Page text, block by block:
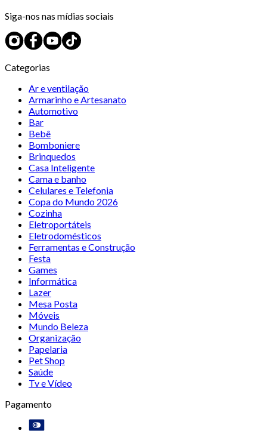
Siga-nos nas mídias sociais
Categorias
Ar e ventilação
Armarinho e Artesanato
Automotivo
Bar
Bebê
Bomboniere
Brinquedos
Casa Inteligente
Cama e banho
Celulares e Telefonia
Copa do Mundo 2026
Cozinha
Eletroportáteis
Eletrodomésticos
Ferramentas e Construção
Festa
Games
Informática
Lazer
Mesa Posta
Móveis
Mundo Beleza
Organização
Papelaria
Pet Shop
Saúde
Tv e Vídeo
Pagamento